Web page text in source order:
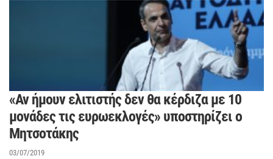
«Αν ήμουν ελιτιστής δεν θα κέρδιζα με 10
μονάδες τις ευρωεκλογές» υποστηρίζει ο
Μητσοτάκης
03/07/2019